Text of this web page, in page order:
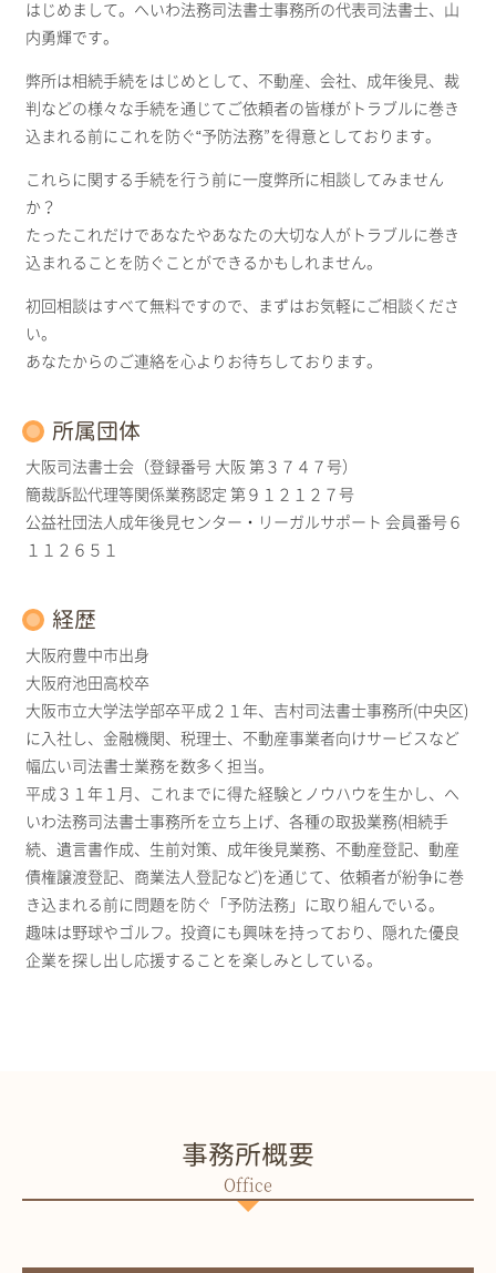
はじめまして。へいわ法務司法書士事務所の代表司法書士、山
内勇輝です。
弊所は相続手続をはじめとして、不動産、会社、成年後見、裁
判などの様々な手続を通じてご依頼者の皆様がトラブルに巻き
込まれる前にこれを防ぐ“予防法務”を得意としております。
これらに関する手続を行う前に一度弊所に相談してみません
か？
たったこれだけであなたやあなたの大切な人がトラブルに巻き
込まれることを防ぐことができるかもしれません。
初回相談はすべて無料ですので、まずはお気軽にご相談くださ
い。
あなたからのご連絡を心よりお待ちしております。
所属団体
大阪司法書士会（登録番号 大阪 第３７４７号）
簡裁訴訟代理等関係業務認定 第９１２１２７号
公益社団法人成年後見センター・リーガルサポート 会員番号６
１１２６５１
経歴
大阪府豊中市出身
大阪府池田高校卒
大阪市立大学法学部卒平成２１年、吉村司法書士事務所(中央区)
に入社し、金融機関、税理士、不動産事業者向けサービスなど
幅広い司法書士業務を数多く担当。
平成３１年１月、これまでに得た経験とノウハウを生かし、へ
いわ法務司法書士事務所を立ち上げ、各種の取扱業務(相続手
続、遺言書作成、生前対策、成年後見業務、不動産登記、動産
債権譲渡登記、商業法人登記など)を通じて、依頼者が紛争に巻
き込まれる前に問題を防ぐ「予防法務」に取り組んでいる。
趣味は野球やゴルフ。投資にも興味を持っており、隠れた優良
企業を探し出し応援することを楽しみとしている。
事務所概要